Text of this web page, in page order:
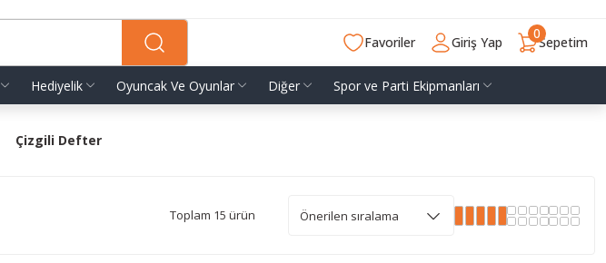
Favoriler Giriş Yap Sepetim
0
Hediyelik Oyuncak Ve Oyunlar Diğer Spor ve Parti Ekipmanları
Çizgili Defter
Toplam 15 ürün